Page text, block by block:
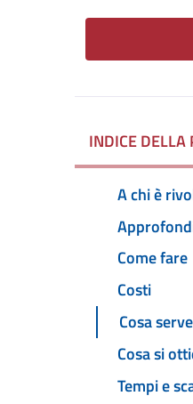
INDICE DELLA
A chi è
Come fare
Costi
Cosa serve
Cosa si
Tempi e